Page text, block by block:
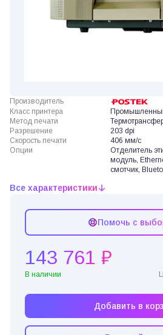
Производитель
Класс принтера
Метод печати
Разрешение
203 dpi
Скорость печати
406 мм/с
Опции
Отделитель
модуль,
смотчик,
Все характеристики
Помочь с
143 761 ₽
В наличии
Добавить в